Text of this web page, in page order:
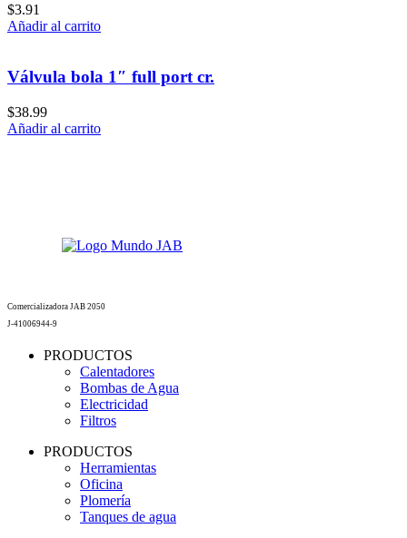
$3.91
Añadir al carrito
Válvula bola 1″ full port cr.
$38.99
Añadir al carrito
Comercializadora JAB 2050
J-41006944-9
PRODUCTOS
Calentadores
Bombas de Agua
Electricidad
Filtros
PRODUCTOS
Herramientas
Oficina
Plomería
Tanques de agua